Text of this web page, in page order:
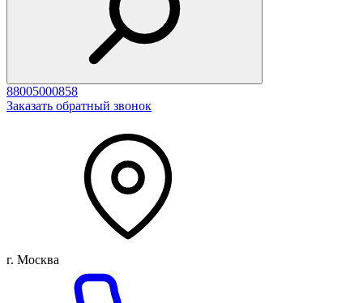
88005000858
Заказать обратный звонок
г. Москва